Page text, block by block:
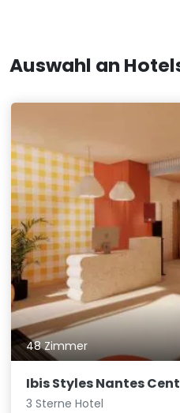
Auswahl an
48 Zimmer
Ibis Styles Nantes
3 Sterne Hotel